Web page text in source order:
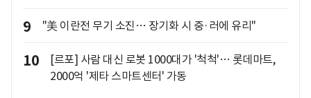
9 "美 이란전 무기 소진… 장기화 시 중·러에 유리"
10
[르포] 사람 대신 로봇 1000대가 '척척'… 롯데마트,
2000억 '제타 스마트센터' 가동